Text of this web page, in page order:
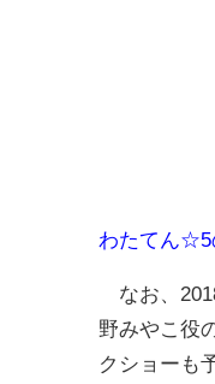
わたてん☆5
なお、
野みやこ役
クショーも